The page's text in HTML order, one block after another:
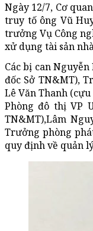
Ngày 12/7, Cơ
truy tố ông Vũ
trưởng Vụ Công
xử dụng tài sản
Các bị can
đốc Sở TN&MT),
Lê Văn Thanh
Phòng đô thị VP
TN&MT),Lâm
Trưởng phòng
quy định về quản